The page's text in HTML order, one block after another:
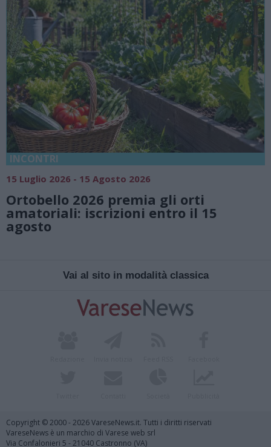
INCONTRI
15 Luglio 2026 - 15 Agosto 2026
Ortobello 2026 premia gli orti
amatoriali: iscrizioni entro il 15
agosto
Vai al sito in modalità classica
Copyright © 2000 - 2026 VareseNews.it. Tutti i diritti riservati
VareseNews è un marchio di Varese web srl
Via Confalonieri 5 - 21040 Castronno (VA)